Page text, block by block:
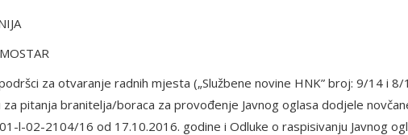
za otvaranje radnih mjesta („Službene novine HNK” broj: 9/14 i
pitanja branitelja/boraca za provođenje Javnog oglasa dodjele
l-02-2104/16 od 17.10.2016. godine i Odluke o raspisivanju Javnog